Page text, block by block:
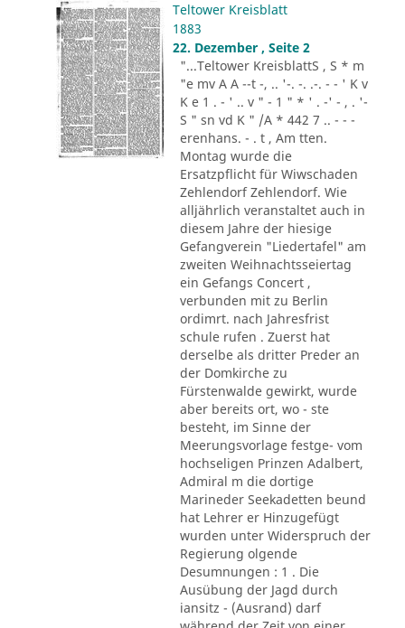
Teltower Kreisblatt
1883
22. Dezember , Seite 2
"...Teltower KreisblattS , S * m
"e mv A A --t -, .. '-. -. .-. - - ' K v
K e 1 . - ' .. v " - 1 " * ' . -' - , . '-
S " sn vd K " /A * 442 7 .. - - -
erenhans. - . t , Am tten.
Montag wurde die
Ersatzpflicht für Wiwschaden
Zehlendorf Zehlendorf. Wie
alljährlich veranstaltet auch in
diesem Jahre der hiesige
Gefangverein "Liedertafel" am
zweiten Weihnachtsseiertag
ein Gefangs Concert ,
verbunden mit zu Berlin
ordimrt. nach Jahresfrist
schule rufen . Zuerst hat
derselbe als dritter Preder an
der Domkirche zu
Fürstenwalde gewirkt, wurde
aber bereits ort, wo - ste
besteht, im Sinne der
Meerungsvorlage festge- vom
hochseligen Prinzen Adalbert,
Admiral m die dortige
Marineder Seekadetten beund
hat Lehrer er Hinzugefügt
wurden unter Widerspruch der
Regierung olgende
Desumnungen : 1 . Die
Ausübung der Jagd durch
iansitz - (Ausrand) darf